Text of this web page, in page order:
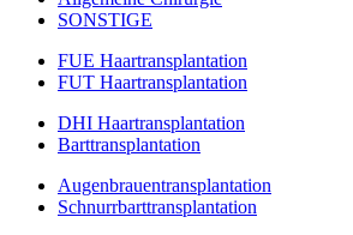
SONSTIGE
FUE Haartransplantation
FUT Haartransplantation
DHI Haartransplantation
Barttransplantation
Augenbrauentransplantation
Schnurrbarttransplantation